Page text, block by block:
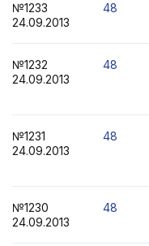
№1233
24.09.2013
48
№1232
24.09.2013
48
№1231
24.09.2013
48
№1230
24.09.2013
48